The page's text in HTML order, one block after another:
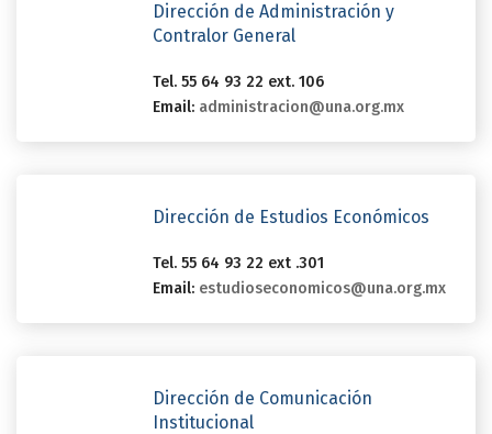
Dirección de Administración y
Contralor General
Tel. 55 64 93 22 ext. 106
Email: administracion@una.org.mx
Dirección de Estudios Económicos
Tel. 55 64 93 22 ext .301
Email: estudioseconomicos@una.org.mx
Dirección de Comunicación
Institucional